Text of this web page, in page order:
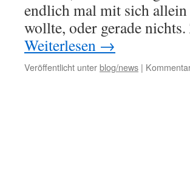
endlich mal mit sich allein
wollte, oder gerade
Weiterlesen →
Veröffentlicht unterblog/news |